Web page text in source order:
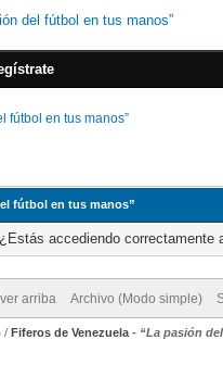
fútbol en tus manos”
fútbol en tus manos”
accediendo
arriba Archivo (Modo simple)
/ Fiferos de Venezuela - “La pasión